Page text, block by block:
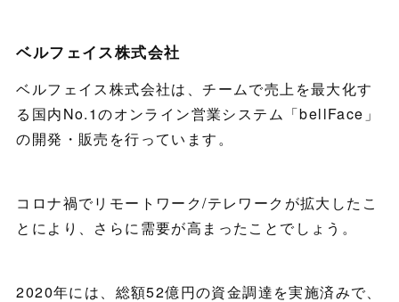
ベルフェイス株式会社
ベルフェイス株式会社は、チームで売上を最大化す
る国内No.1のオンライン営業システム「bellFace」
の開発・販売を行っています。
コロナ禍でリモートワーク/テレワークが拡大したこ
とにより、さらに需要が高まったことでしょう。
2020年には、総額52億円の資金調達を実施済みで、